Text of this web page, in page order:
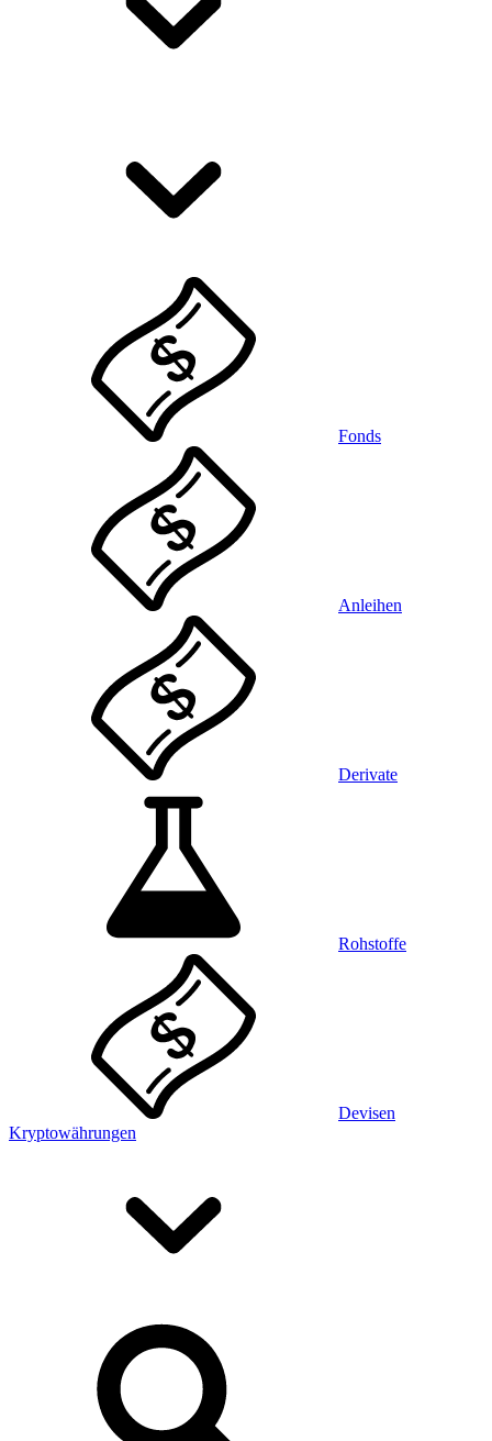
Fonds
Anleihen
Derivate
Rohstoffe
Devisen
Kryptowährungen